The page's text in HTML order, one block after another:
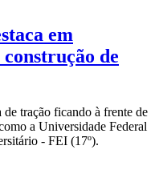
em
de
tração ficando à frente de
a Universidade Federal
- FEI (17º).